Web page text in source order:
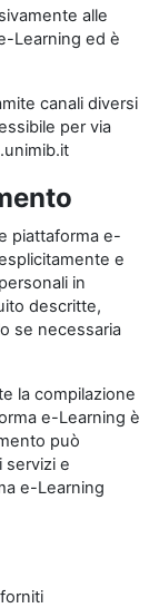
alle
Learning ed è
canali diversi
per via
piattaforma e-
e
in
descritte,
se necessaria
la compilazione
e-Learning è
può
servizi e
e-Learning